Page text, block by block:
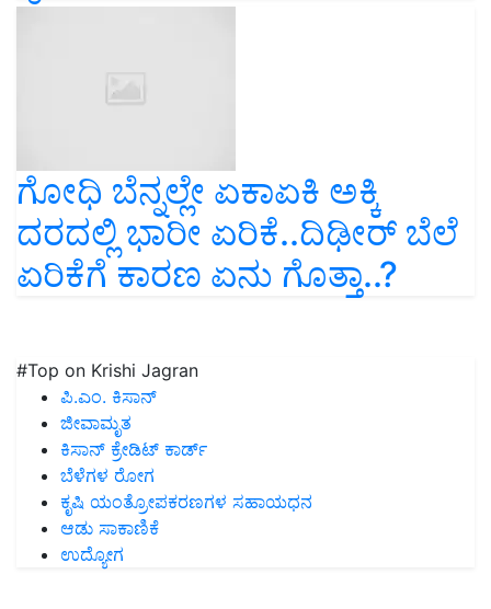
ಗೋಧಿ ಬೆನ್ನಲ್ಲೇ ಏಕಾಏಕಿ ಅಕ್ಕಿ
ದರದಲ್ಲಿ ಭಾರೀ ಏರಿಕೆ..ದಿಢೀರ್‌ ಬೆಲೆ
ಏರಿಕೆಗೆ ಕಾರಣ ಏನು ಗೊತ್ತಾ..?
#Top on Krishi Jagran
ಪಿ.ಎಂ. ಕಿಸಾನ್
ಜೀವಾಮೃತ
ಕಿಸಾನ್ ಕ್ರೇಡಿಟ್ ಕಾರ್ಡ್
ಬೆಳೆಗಳ ರೋಗ
ಕೃಷಿ ಯಂತ್ರೋಪಕರಣಗಳ ಸಹಾಯಧನ
ಆಡು ಸಾಕಾಣಿಕೆ
ಉದ್ಯೋಗ